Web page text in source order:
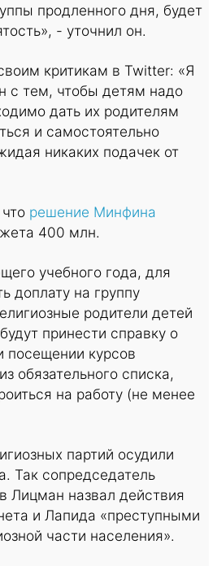
продленного дня, будет
- уточнил он.
критикам в Twitter: «Я
с тем, чтобы детям надо
дать их родителям
и самостоятельно
никаких подачек от
решение Минфина
400 млн.
учебного года, для
доплату на группу
родители детей
принести справку о
посещении курсов
обязательного списка,
на работу (не менее
партий осудили
Так сопредседатель
Лицман назвал действия
и Лапида «преступными
части населения».